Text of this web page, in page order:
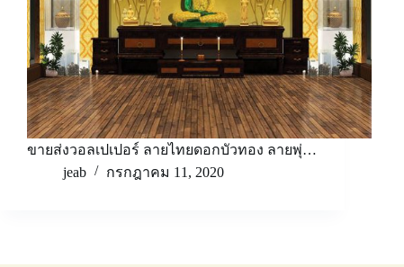
ขายส่งวอลเปเปอร์ ลายไทยดอกบัวทอง ลายพุ่…
jeab
กรกฎาคม 11, 2020